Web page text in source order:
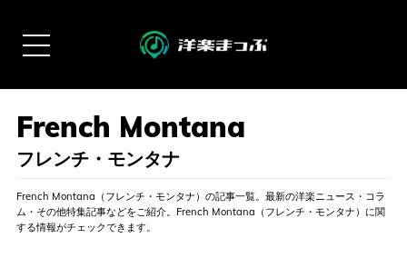
フレンチ・モンタナ
French Montana（フレンチ・モンタナ）の記事一覧。最新の洋楽ニュース・コラ
ム・その他特集記事などをご紹介。French Montana（フレンチ・モンタナ）に関
する情報がチェックできます。